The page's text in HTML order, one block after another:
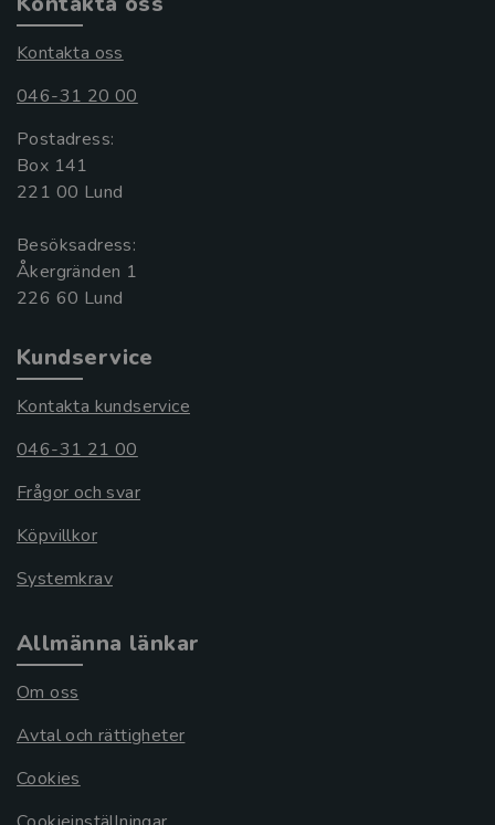
Kontakta oss
046-31 20 00
Postadress:
Box 141
221 00 Lund
Besöksadress:
Åkergränden 1
Kundservice
Kontakta kundservice
046-31 21 00
Frågor och svar
Köpvillkor
Systemkrav
Allmänna länkar
Om oss
Avtal och rättigheter
Cookies